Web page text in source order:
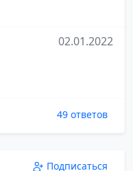
02.01.2022
49 ответов
Подписаться